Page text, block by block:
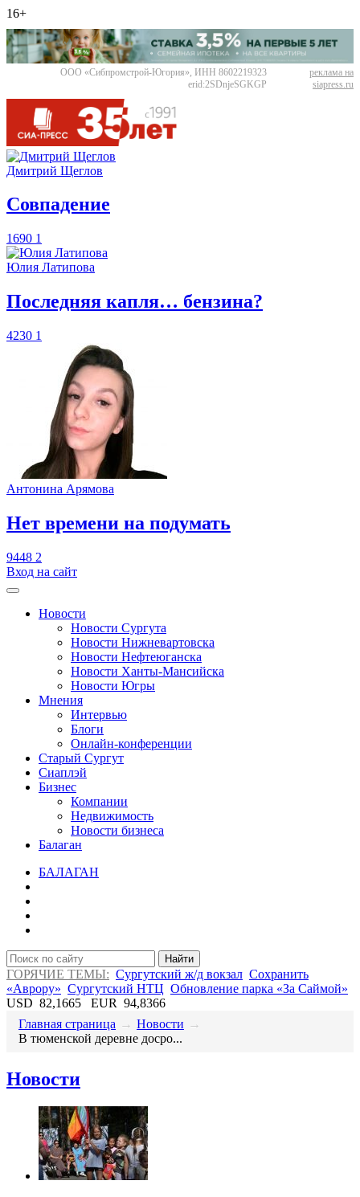
16+
ООО «Сибпромстрой-Югория», ИНН 8602219323
erid:2SDnjeSGKGP
реклама на
siapress.ru
Дмитрий Щеглов
​Совпадение
1690 1
Юлия Латипова
​Последняя капля… бензина?
4230 1
Антонина Арямова
​Нет времени на подумать
9448 2
Вход на сайт
Новости
Новости Сургута
Новости Нижневартовска
Новости Нефтеюганска
Новости Ханты-Мансийска
Новости Югры
Мнения
Интервью
Блоги
Онлайн-конференции
Старый Сургут
Сиаплэй
Бизнес
Компании
Недвижимость
Новости бизнеса
Балаган
БАЛАГАН
Найти
ГОРЯЧИЕ ТЕМЫ: Сургутский ж/д вокзал Сохранить
«Аврору» Сургутский НТЦ Обновление парка «За Саймой»
USD 82,1665 EUR 94,8366
Главная страница → Новости →
​В тюменской деревне досро...
Новости